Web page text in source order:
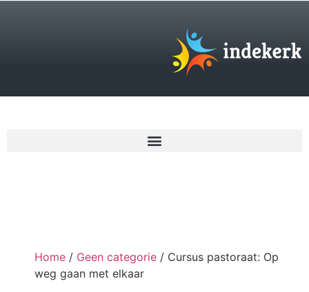
Home / Geen categorie / Cursus pastoraat: Op
weg gaan met elkaar